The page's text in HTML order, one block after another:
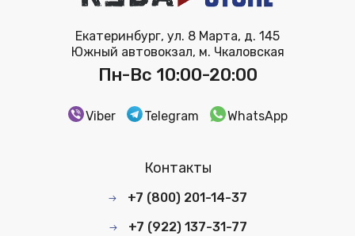
Екатеринбург, ул. 8 Марта, д. 145
Южный автовокзал, м. Чкаловская
Пн-Вс 10:00-20:00
Viber Telegram WhatsApp
Контакты
+7 (800) 201-14-37
+7 (922) 137-31-77